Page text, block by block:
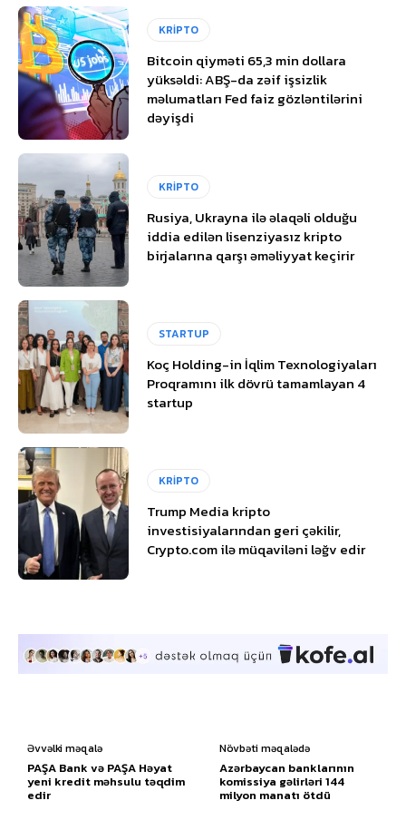
KRİPTO
Bitcoin qiyməti 65,3 min dollara
yüksəldi: ABŞ-da zəif işsizlik
məlumatları Fed faiz gözləntilərini
dəyişdi
KRİPTO
Rusiya, Ukrayna ilə əlaqəli olduğu
iddia edilən lisenziyasız kripto
birjalarına qarşı əməliyyat keçirir
STARTUP
Koç Holding-in İqlim Texnologiyaları
Proqramını ilk dövrü tamamlayan 4
startup
KRİPTO
Trump Media kripto
investisiyalarından geri çəkilir,
Crypto.com ilə müqaviləni ləğv edir
Əvvəlki məqalə
PAŞA Bank və PAŞA Həyat
yeni kredit məhsulu təqdim
edir
Növbəti məqalədə
Azərbaycan banklarının
komissiya gəlirləri 144
milyon manatı ötdü